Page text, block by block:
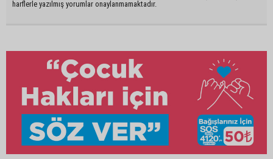
harflerle yazılmış yorumlar onaylanmamaktadır.